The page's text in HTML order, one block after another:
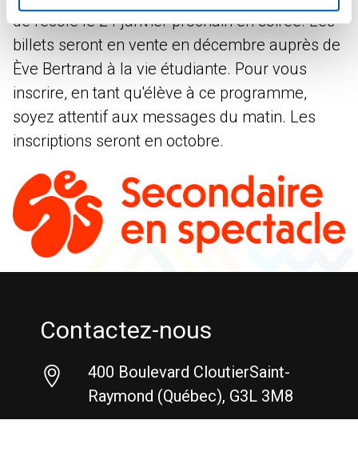
de l'école le 24 janvier prochain en soirée. Les
billets seront en vente en décembre auprès de
Ève Bertrand à la vie étudiante. Pour vous
inscrire, en tant qu'élève à ce programme,
soyez attentif aux messages du matin. Les
inscriptions seront en octobre.
Contactez-nous
400 Boulevard Cloutier ​Saint-
Raymond (Québec), G3L 3M8